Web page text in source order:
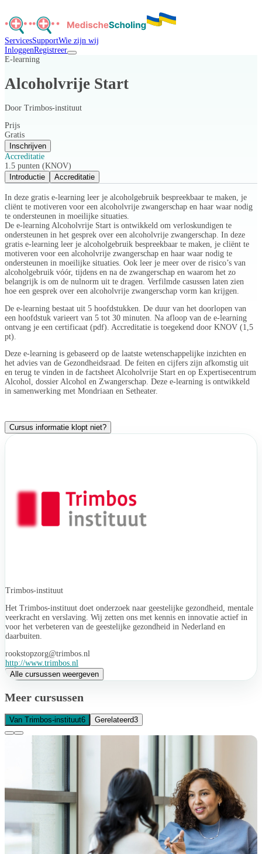
ServicesSupportWie zijn wij
InloggenRegistreer
E-learning
Alcoholvrije Start
Door Trimbos-instituut
Prijs
Gratis
Inschrijven
Accreditatie
1.5 punten (KNOV)
Introductie
Accreditatie
In deze gratis e-learning leer je alcoholgebruik bespreekbaar te maken, je
cliënt te motiveren voor een alcoholvrije zwangerschap en haar waar nodig
te ondersteunen in moeilijke situaties.
De e-learning Alcoholvrije Start is ontwikkeld om verloskundigen te
ondersteunen in het gesprek over een alcoholvrije zwangerschap. In deze
gratis e-learning leer je alcoholgebruik bespreekbaar te maken, je cliënt te
motiveren voor een alcoholvrije zwangerschap en haar waar nodig te
ondersteunen in moeilijke situaties. Ook leer je meer over de risico’s van
alcoholgebruik vóór, tijdens en na de zwangerschap en waarom het zo
belangrijk is om de nulnorm uit te dragen. Verfilmde casussen laten zien
hoe een gesprek over een alcoholvrije zwangerschap vorm kan krijgen.
De e-learning bestaat uit 5 hoofdstukken. De duur van het doorlopen van
een hoofdstuk varieert van 5 tot 30 minuten. Na afloop van de e-learning
ontvang je een certificaat (pdf). Accreditatie is toegekend door KNOV (1,5
pt).
Deze e-learning is gebaseerd op de laatste wetenschappelijke inzichten en
het advies van de Gezondheidsraad. De feiten en cijfers zijn afkomstig uit
en terug te vinden in de factsheet Alcoholvrije Start en op Expertisecentrum
Alcohol, dossier Alcohol en Zwangerschap. Deze e-learning is ontwikkeld
in samenwerking met Mondriaan en Setheater.
Cursus informatie klopt niet?
Trimbos-instituut
Het Trimbos-instituut doet onderzoek naar geestelijke gezondheid, mentale
veerkracht en verslaving. Wij zetten ons met kennis en innovatie actief in
voor het verbeteren van de geestelijke gezondheid in Nederland en
daarbuiten.
rookstopzorg@trimbos.nl
http://www.trimbos.nl
Alle cursussen weergeven
Meer cursussen
Van Trimbos-instituut6 Gerelateerd3